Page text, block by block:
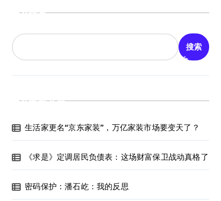
搜索
搜索
最新文章
生活家更名“京东家装”，万亿家装市场要变天了？
《求是》定调居民负债表：这场财富保卫战动真格了
密码保护：潘石屹：我的反思